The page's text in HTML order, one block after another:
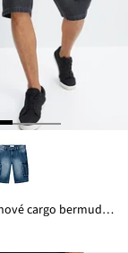
Dlouhé džínové cargo bermudy, Relaxed Fit